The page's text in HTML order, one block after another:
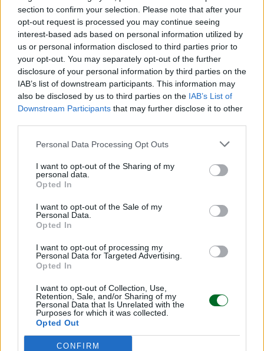
section to confirm your selection. Please note that after your
opt-out request is processed you may continue seeing
interest-based ads based on personal information utilized by
us or personal information disclosed to third parties prior to
your opt-out. You may separately opt-out of the further
disclosure of your personal information by third parties on the
IAB’s list of downstream participants. This information may
also be disclosed by us to third parties on the IAB’s List of
Downstream Participants that may further disclose it to other
Personal Data Processing Opt Outs
I want to opt-out of the Sharing of my
personal data.
Opted In
I want to opt-out of the Sale of my
Personal Data.
Opted In
I want to opt-out of processing my
Personal Data for Targeted Advertising.
Opted In
I want to opt-out of Collection, Use,
Retention, Sale, and/or Sharing of my
Personal Data that Is Unrelated with the
Purposes for which it was collected.
Opted Out
CONFIRM
Redazione
IMPRESA E MANAGEMENT
21 Invest raggiunge un accordo di
cessione e reinvestimento in Energreen
Redazione
TENDENZE E SOSTENIBILITÀ
Ulivi, erba medica ed energia solare: le
Redazione
Sfoglia Moneta
MULTIMEDIA